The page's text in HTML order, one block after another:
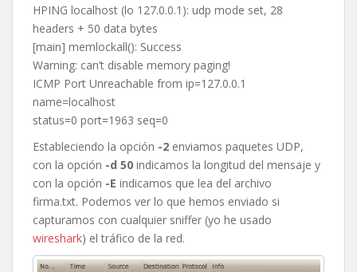
HPING localhost (lo 127.0.0.1): udp mode set, 28
headers + 50 data bytes
[main] memlockall(): Success
Warning: can’t disable memory paging!
ICMP Port Unreachable from ip=127.0.0.1
name=localhost
status=0 port=1963 seq=0
Estableciendo la opción -2 enviamos paquetes UDP,
con la opción -d 50 indicamos la longitud del mensaje y
con la opción -E indicamos que lea del archivo
firma.txt. Podemos ver lo que hemos enviado si
capturamos con cualquier sniffer (yo he usado
wireshark) el tráfico de la red.